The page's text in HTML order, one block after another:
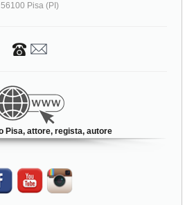
56100 Pisa (PI)
Pisa, attore, regista, autore